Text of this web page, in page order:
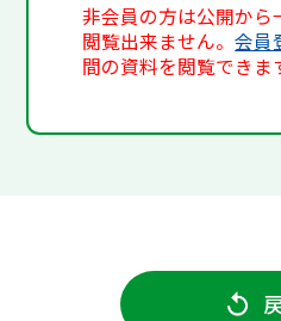
非会員の方は公開から
閲覧出来ません。会員
間の資料を閲覧できま